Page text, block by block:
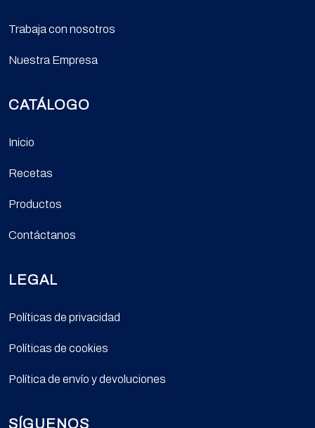
Trabaja con nosotros
Nuestra Empresa
CATÁLOGO
Inicio
Recetas
Productos
Contáctanos
LEGAL
Políticas de privacidad
Políticas de cookies
Política de envío y devoluciones
SÍGUENOS